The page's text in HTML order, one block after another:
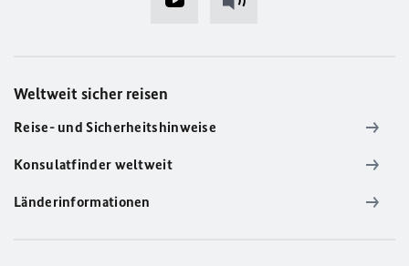
Weltweit sicher reisen
Reise- und Sicherheitshinweise
Konsulatfinder weltweit
Länderinformationen